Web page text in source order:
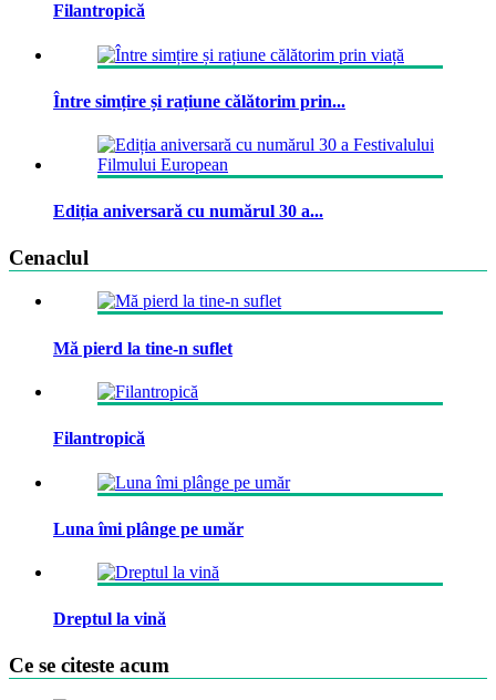
Filantropică
Între simțire și rațiune călătorim prin...
Ediția aniversară cu numărul 30 a...
Cenaclul
Mă pierd la tine-n suflet
Filantropică
Luna îmi plânge pe umăr
Dreptul la vină
Ce se citeste acum